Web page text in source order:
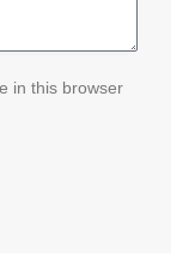
in this browser